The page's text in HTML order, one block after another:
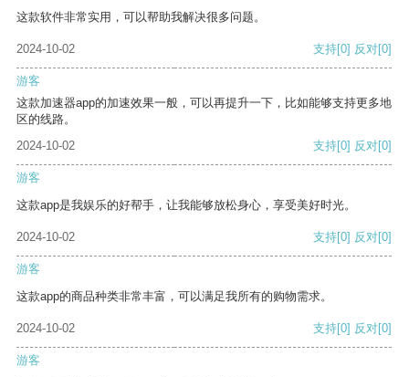
这款软件非常实用，可以帮助我解决很多问题。
2024-10-02 支持[0] 反对[0]
游客
这款加速器app的加速效果一般，可以再提升一下，比如能够支持更多地
区的线路。
2024-10-02
支持[0] 反对[0]
游客
这款app是我娱乐的好帮手，让我能够放松身心，享受美好时光。
2024-10-02 支持[0] 反对[0]
游客
这款app的商品种类非常丰富，可以满足我所有的购物需求。
2024-10-02 支持[0] 反对[0]
游客